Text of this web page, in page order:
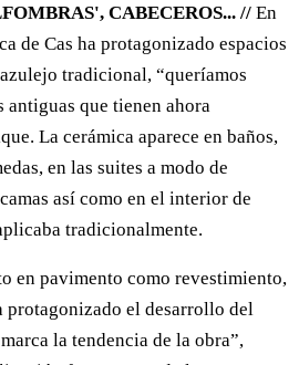
CABECEROS... // En
de Cas ha protagonizado espacios
tradicional, “queríamos
que tienen ahora
La cerámica aparece en baños,
en las suites a modo de
así como en el interior de
tradicionalmente.
en pavimento como revestimiento,
protagonizado el desarrollo del
la tendencia de la obra”,